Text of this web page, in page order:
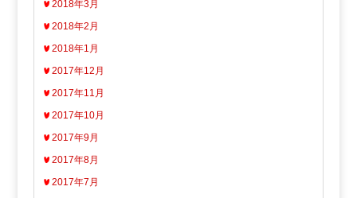
2018年3月
2018年2月
2018年1月
2017年12月
2017年11月
2017年10月
2017年9月
2017年8月
2017年7月